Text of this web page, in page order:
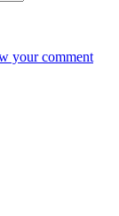
your comment